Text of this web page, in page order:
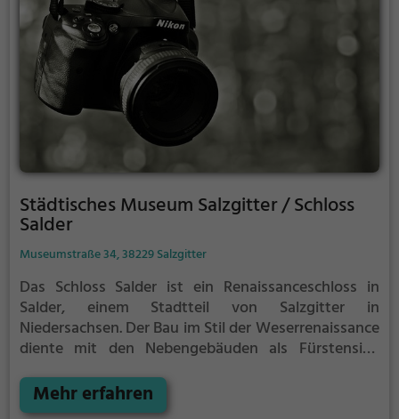
Spürsinn, Mathe“. Wechselnde Sonderausstellungen
ergänzen die Themen. Neben der großen
Ausstellung bietet das phaeno auch Workshops und
Fortbildungen für Schulkinder, Erzieherinnen und
Erzieher und Lehrkräfte an. Die Schülerinnen und
Schüler lösen Rätsel, führen Experimente durch oder
bearbeiten konstruktive Aufgaben und werden
dabei von zwei Mitarbeitern begleitet.
Städtisches Museum Salzgitter / Schloss
Salder
Museumstraße 34, 38229 Salzgitter
Das Schloss Salder ist ein Renaissanceschloss in
Salder, einem Stadtteil von Salzgitter in
Niedersachsen. Der Bau im Stil der Weserrenaissance
diente mit den Nebengebäuden als Fürstensitz,
der Stadt Salzgitter.
Mehr erfahren